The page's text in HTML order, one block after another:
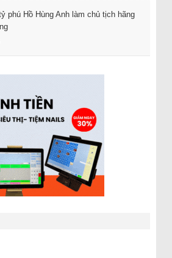
phú Hồ Hùng Anh làm chủ tịch hãng